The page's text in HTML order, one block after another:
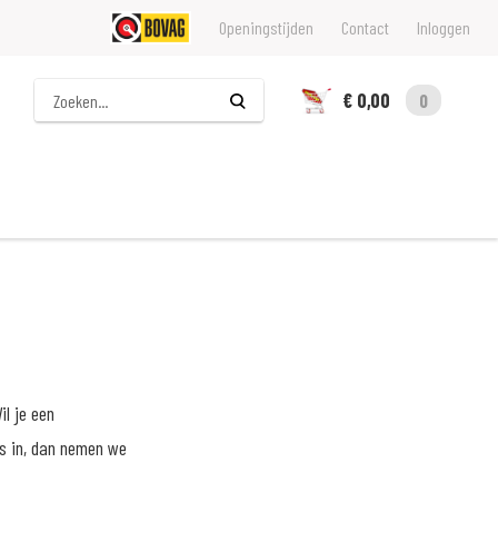
Openingstijden Contact Inloggen
Zoeken
€ 0,00
0
je een
in, dan nemen we